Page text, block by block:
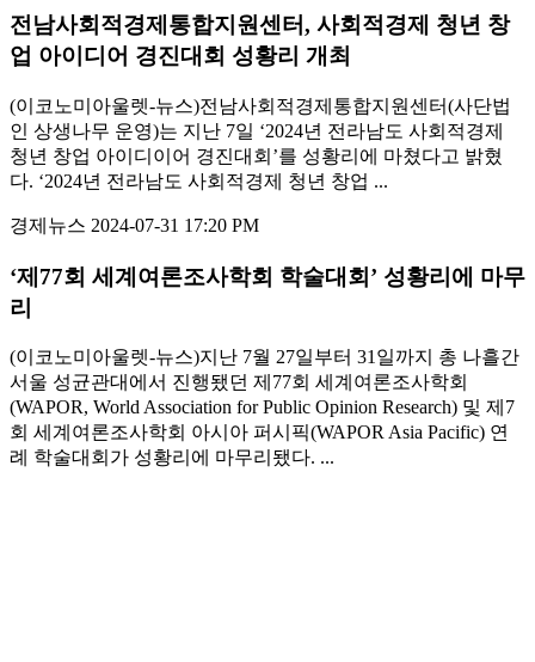
전남사회적경제통합지원센터, 사회적경제 청년 창
업 아이디어 경진대회 성황리 개최
(이코노미아울렛-뉴스)전남사회적경제통합지원센터(사단법
인 상생나무 운영)는 지난 7일 ‘2024년 전라남도 사회적경제
청년 창업 아이디이어 경진대회’를 성황리에 마쳤다고 밝혔
다. ‘2024년 전라남도 사회적경제 청년 창업 ...
경제뉴스 2024-07-31 17:20 PM
‘제77회 세계여론조사학회 학술대회’ 성황리에 마무
리
(이코노미아울렛-뉴스)지난 7월 27일부터 31일까지 총 나흘간
서울 성균관대에서 진행됐던 제77회 세계여론조사학회
(WAPOR, World Association for Public Opinion Research) 및 제7
회 세계여론조사학회 아시아 퍼시픽(WAPOR Asia Pacific) 연
례 학술대회가 성황리에 마무리됐다. ...